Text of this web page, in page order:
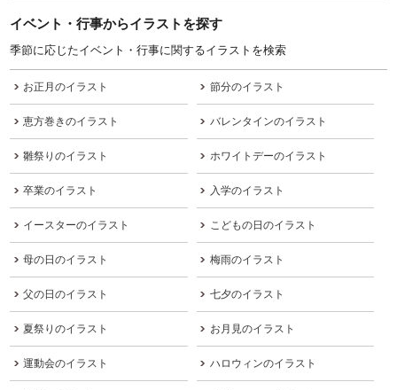
イベント・行事からイラストを探す
季節に応じたイベント・行事に関するイラストを検索
お正月のイラスト 節分のイラスト
恵方巻きのイラスト バレンタインのイラスト
雛祭りのイラスト ホワイトデーのイラスト
卒業のイラスト 入学のイラスト
イースターのイラスト こどもの日のイラスト
母の日のイラスト 梅雨のイラスト
父の日のイラスト 七夕のイラスト
夏祭りのイラスト お月見のイラスト
運動会のイラスト ハロウィンのイラスト